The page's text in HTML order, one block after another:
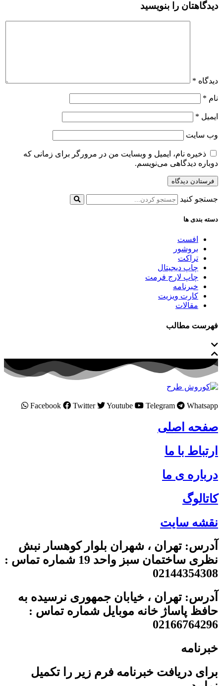
دیدگاهتان را بنویسید
دیدگاه *
نام *
ایمیل *
وب‌ سایت
ذخیره نام، ایمیل و وبسایت من در مرورگر برای زمانی که
دوباره دیدگاهی می‌نویسم.
جستجو کنید
دسته بندی ها
افست
بروشور
تراکت
چاپ دیجیتال
چاپ لارج فرمت
خبرنامه
کارت ویزیت
مقالات
فهرست مطالب
Facebook Twitter Youtube Telegram Whatsapp
صفحه اصلی
ارتباط با ما
درباره ی ما
کاتالوگ
نقشه سایت
آدرس: تهران ، شهران بلوار کوهسار نبش
نظری ساختمان سبز واحد 19 شماره تماس :
02144354308
آدرس: تهران ، خیابان جمهوری نرسیده به
حافظ پاساژ خانه موبایل شماره تماس :
02166764296
خبرنامه
برای دریافت خبرنامه فرم زیر را تکمیل